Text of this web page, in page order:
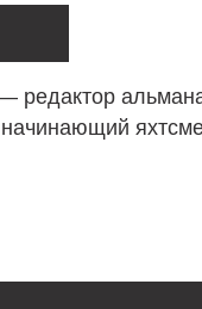
редактор